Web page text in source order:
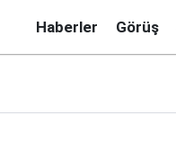
Haberler Görüş